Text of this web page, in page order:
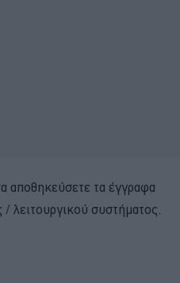
αποθηκεύσετε τα έγγραφα
λειτουργικού συστήματος.